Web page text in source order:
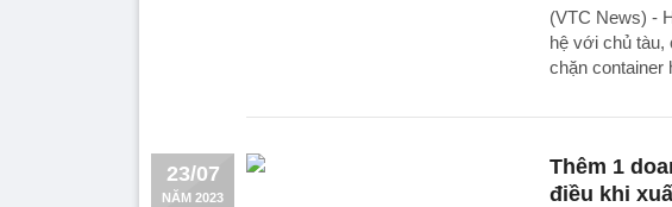
(VTC News) -
hệ với chủ tàu,
chặn container
23/07
NĂM 2023
Thêm 1
điều khi